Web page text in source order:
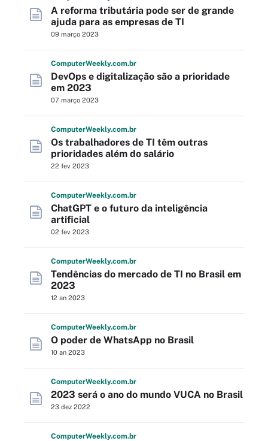
A reforma tributária pode ser de grande
ajuda para as empresas de TI
09 março 2023
ComputerWeekly.com.br
DevOps e digitalização são a prioridade
em 2023
07 março 2023
ComputerWeekly.com.br
Os trabalhadores de TI têm outras
prioridades além do salário
22 fev 2023
ComputerWeekly.com.br
ChatGPT e o futuro da inteligência
artificial
02 fev 2023
ComputerWeekly.com.br
Tendências do mercado de TI no Brasil em
2023
12 an 2023
ComputerWeekly.com.br
O poder de WhatsApp no Brasil
10 an 2023
ComputerWeekly.com.br
2023 será o ano do mundo VUCA no Brasil
23 dez 2022
ComputerWeekly.com.br